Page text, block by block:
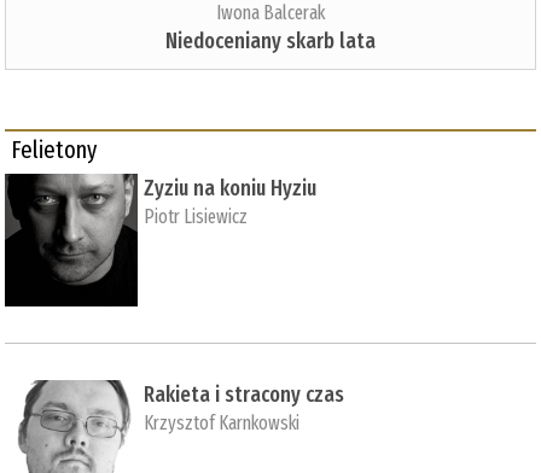
Iwona Balcerak
Niedoceniany skarb lata
Felietony
Zyziu na koniu Hyziu
Piotr Lisiewicz
Rakieta i stracony czas
Krzysztof Karnkowski